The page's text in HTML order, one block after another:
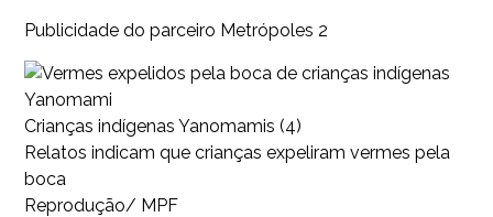
Publicidade do parceiro Metrópoles 2
Crianças indígenas Yanomamis (4)
Relatos indicam que crianças expeliram vermes pela
boca
Reprodução/ MPF